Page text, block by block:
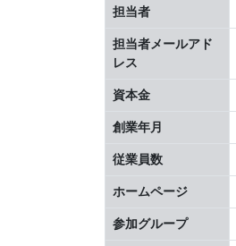
担当者
担当者メールアド
レス
資本金
創業年月
従業員数
ホームページ
参加グループ